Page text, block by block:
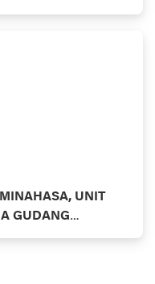
UNIT
GUDANG
JENIS SOLAR